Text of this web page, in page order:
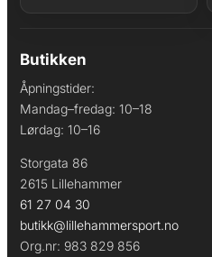
Butikken
Åpningstider:
Mandag–fredag: 10–18
Lørdag: 10–16
Storgata 86
2615 Lillehammer
61 27 04 30
butikk@lillehammersport.no
Org.nr: 983 829 856